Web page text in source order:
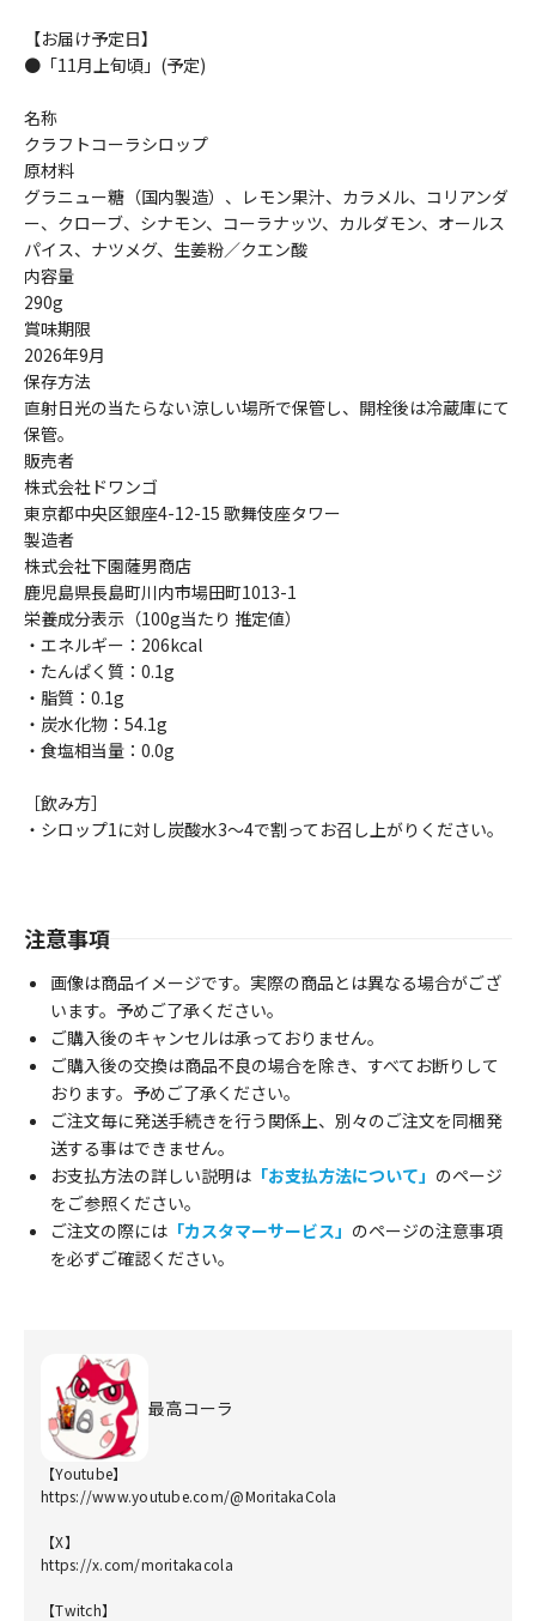
【お届け予定日】
●「11月上旬頃」(予定)
名称
クラフトコーラシロップ
原材料
グラニュー糖（国内製造）、レモン果汁、カラメル、コリアンダ
ー、クローブ、シナモン、コーラナッツ、カルダモン、オールス
パイス、ナツメグ、生姜粉／クエン酸
内容量
290g
賞味期限
2026年9月
保存方法
直射日光の当たらない涼しい場所で保管し、開栓後は冷蔵庫にて
保管。
販売者
株式会社ドワンゴ
東京都中央区銀座4-12-15 歌舞伎座タワー
製造者
株式会社下園薩男商店
鹿児島県長島町川内市場田町1013-1
栄養成分表示（100g当たり 推定値）
・エネルギー：206kcal
・たんぱく質：0.1g
・脂質：0.1g
・炭水化物：54.1g
・食塩相当量：0.0g
［飲み方］
・シロップ1に対し炭酸水3～4で割ってお召し上がりください。
注意事項
画像は商品イメージです。実際の商品とは異なる場合がござ
います。予めご了承ください。
ご購入後のキャンセルは承っておりません。
ご購入後の交換は商品不良の場合を除き、すべてお断りして
おります。予めご了承ください。
ご注文毎に発送手続きを行う関係上、別々のご注文を同梱発
送する事はできません。
お支払方法の詳しい説明は 「お支払方法について」 のページ
をご参照ください。
ご注文の際には 「カスタマーサービス」 のページの注意事項
を必ずご確認ください。
最高コーラ
【Youtube】
https://www.youtube.com/@MoritakaCola
【X】
https://x.com/moritakacola
【Twitch】